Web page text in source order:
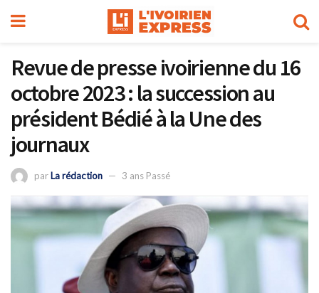
Revue de presse ivoirienne du 16
octobre 2023 : la succession au
président Bédié à la Une des
journaux
parLa rédaction 3 ans Passé